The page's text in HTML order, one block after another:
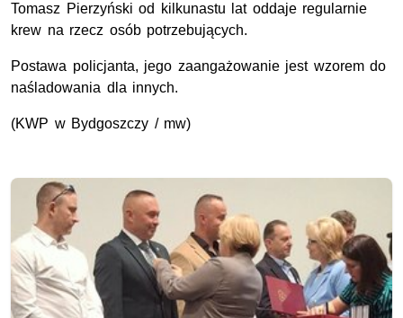
Tomasz Pierzyński od kilkunastu lat oddaje regularnie
krew na rzecz osób potrzebujących.
Postawa policjanta, jego zaangażowanie jest wzorem do
naśladowania dla innych.
(KWP w Bydgoszczy / mw)